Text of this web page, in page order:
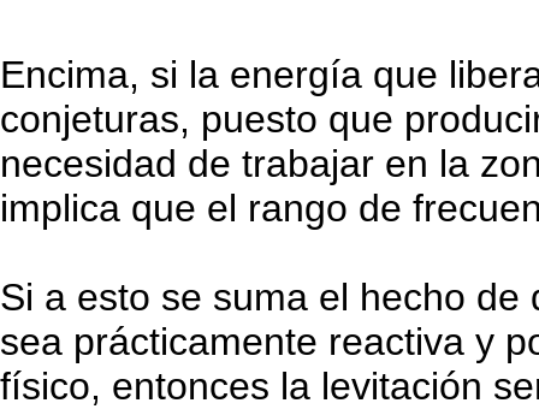
Encima, si la energía que
conjeturas, puesto que
necesidad de trabajar en la
implica que el rango de
Si a esto se suma el hecho
sea prácticamente reactiva y
físico, entonces la levitación